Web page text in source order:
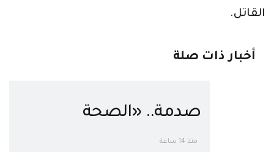
القاتل.
أخبار ذات صلة
صدمة.. «الصحة
العالمية»: عقار
منذ 14 ساعة